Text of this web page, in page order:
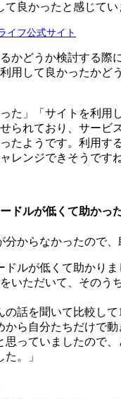
て良かったと感じてい
イフ公式サイト
かどうか検討する際
用して良かったかど
った」「サイトを利用
られており、サービ
たようです。利用す
レンジできそうです
ドルが低くて助かっ
分からなかったので
ドルが低くて助かりま
いただいて、そのう
の話を聞いて比較して
から自分たちだけで
思っていましたので
。」